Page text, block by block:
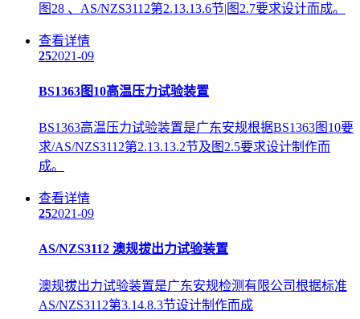
图28 、AS/NZS3112第2.13.13.6节|图2.7要求设计而成。
查看详情
252021-09
BS1363图10高温压力试验装置
BS1363高温压力试验装置是广东安规根据BS1363图10要
求/AS/NZS3112第2.13.13.2节及图2.5要求设计制作而
成。
查看详情
252021-09
AS/NZS3112 澳规拔出力试验装置
澳规拔出力试验装置是广东安规检测有限公司根据标准
AS/NZS3112第3.14.8.3节设计制作而成